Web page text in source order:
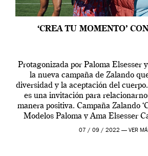
‘CREA TU MOMENTO’
Protagonizada por Paloma Elsesser
la nueva campaña de Zalando
diversidad y la aceptación del cuerpo.
es una invitación para
manera positiva. Campaña Zalando
Modelos Paloma y Ama Elsesser
outfit, cada momento,
07 / 09 / 2022 — VER